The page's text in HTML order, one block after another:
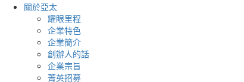
關於亞太
耀眼里程
企業特色
企業簡介
創辦人的話
企業宗旨
菁英招募